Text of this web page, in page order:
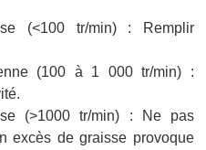
(<100 tr/min) : Remplir
(100 à 1 000 tr/min) :
(>1000 tr/min) : Ne pas
excès de graisse provoque